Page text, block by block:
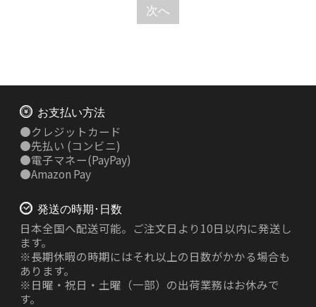
次へ
お支払い方法
●クレジットカード
●先払い (コンビニ)
●電子マネー(PayPay)
●Amazon Pay
発送の時期･日数
日本全国へ配送可能。ご注文日より10日以内に発送し
ます。
※長期休暇の時期にはそれ以上の日数がかかる場合も
あります。
※日曜・祝日・土曜（一部）の出荷業務はお休みで
す。